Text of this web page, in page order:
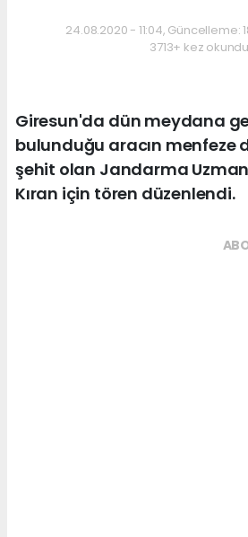
24.08.2020 - 11:04, Güncelleme:
3713+ kez
Giresun'da dün meydana
bulunduğu aracın menfeze
şehit olan Jandarma
Kıran için tören düzenlendi.